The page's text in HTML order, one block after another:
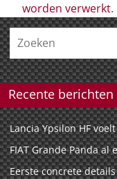
worden verwerkt.
Recente berichten
Lancia Ypsilon HF
FIAT Grande Panda
Eerste concrete